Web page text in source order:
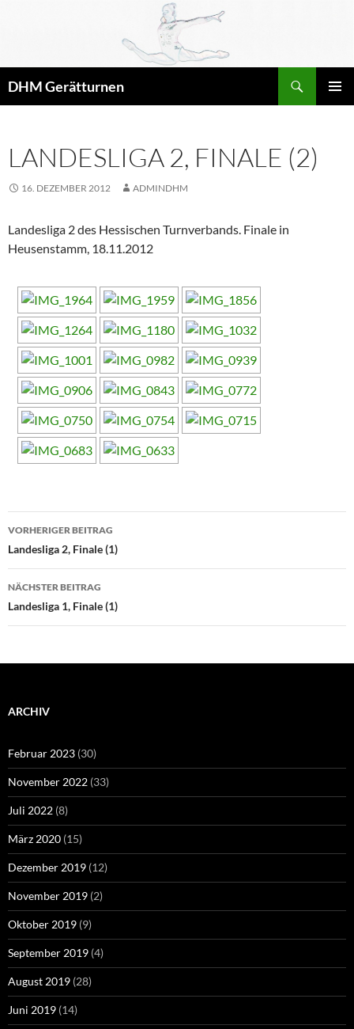
DHM Gerätturnen
LANDESLIGA 2, FINALE (2)
16. DEZEMBER 2012 ADMINDHM
Landesliga 2 des Hessischen Turnverbands. Finale in
Heusenstamm, 18.11.2012
Beitragsnavigation
VORHERIGER BEITRAG
Landesliga 2, Finale (1)
NÄCHSTER BEITRAG
Landesliga 1, Finale (1)
ARCHIV
Februar 2023 (30)
November 2022 (33)
Juli 2022 (8)
März 2020 (15)
Dezember 2019 (12)
November 2019 (2)
Oktober 2019 (9)
September 2019 (4)
August 2019 (28)
Juni 2019 (14)